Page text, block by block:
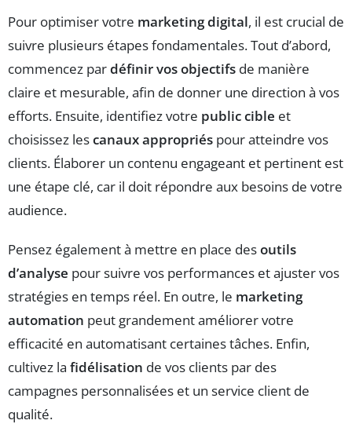
Pour optimiser votre marketing digital, il est crucial de
suivre plusieurs étapes fondamentales. Tout d’abord,
commencez pardéfinir vos objectifs de manière
claire et mesurable, afin de donner une direction à vos
efforts. Ensuite, identifiez votre public cible et
choisissez lescanaux appropriés pour atteindre vos
clients. Élaborer un contenu engageant et pertinent est
une étape clé, car il doit répondre aux besoins de votre
audience.
Pensez également à mettre en place desoutils
d’analyse pour suivre vos performances et ajuster vos
stratégies en temps réel. En outre, le marketing
automation peut grandement améliorer votre
efficacité en automatisant certaines tâches. Enfin,
cultivez la fidélisation de vos clients par des
campagnes personnalisées et un service client de
qualité.